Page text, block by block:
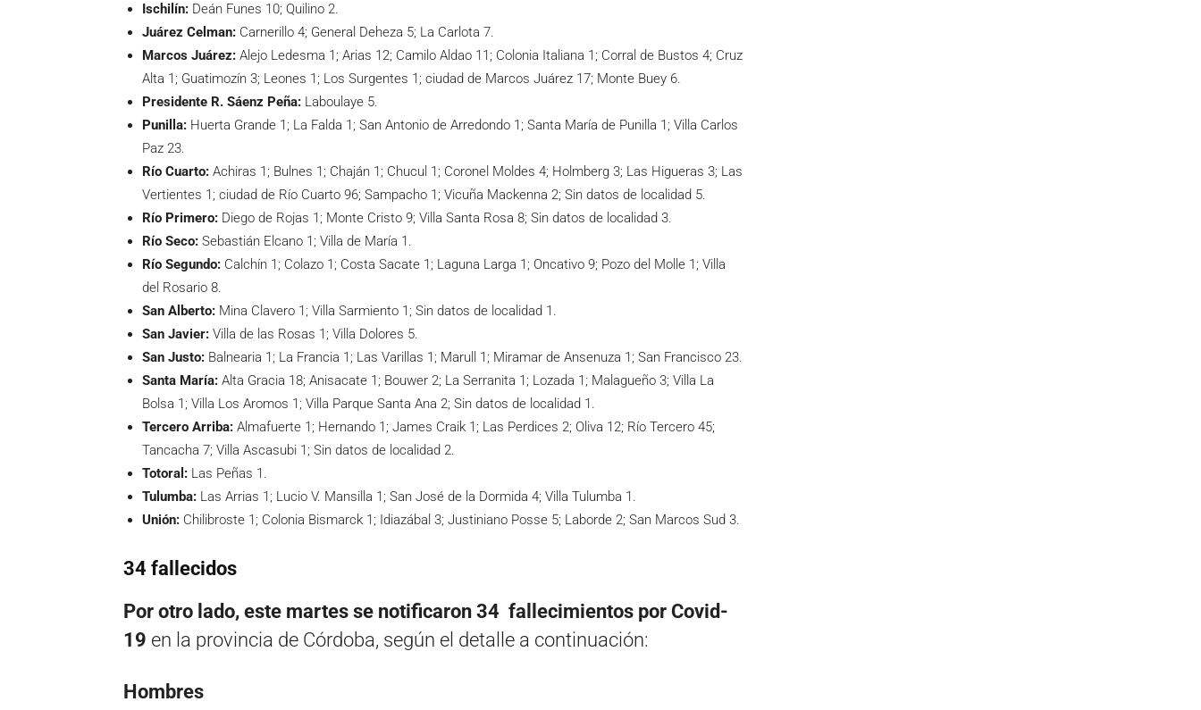
Ischilín: Deán Funes 10; Quilino 2.
Juárez Celman: Carnerillo 4; General Deheza 5; La Carlota 7.
Marcos Juárez: Alejo Ledesma 1; Arias 12; Camilo Aldao 11; Colonia Italiana 1; Corral de Bustos 4; Cruz
Alta 1; Guatimozín 3; Leones 1; Los Surgentes 1; ciudad de Marcos Juárez 17; Monte Buey 6.
Presidente R. Sáenz Peña: Laboulaye 5.
Punilla: Huerta Grande 1; La Falda 1; San Antonio de Arredondo 1; Santa María de Punilla 1; Villa Carlos
Paz 23.
Río Cuarto: Achiras 1; Bulnes 1; Chaján 1; Chucul 1; Coronel Moldes 4; Holmberg 3; Las Higueras 3; Las
Vertientes 1; ciudad de Río Cuarto 96; Sampacho 1; Vicuña Mackenna 2; Sin datos de localidad 5.
Río Primero: Diego de Rojas 1; Monte Cristo 9; Villa Santa Rosa 8; Sin datos de localidad 3.
Río Seco: Sebastián Elcano 1; Villa de María 1.
Río Segundo: Calchín 1; Colazo 1; Costa Sacate 1; Laguna Larga 1; Oncativo 9; Pozo del Molle 1; Villa
del Rosario 8.
San Alberto: Mina Clavero 1; Villa Sarmiento 1; Sin datos de localidad 1.
San Javier: Villa de las Rosas 1; Villa Dolores 5.
San Justo: Balnearia 1; La Francia 1; Las Varillas 1; Marull 1; Miramar de Ansenuza 1; San Francisco 23.
Santa María: Alta Gracia 18; Anisacate 1; Bouwer 2; La Serranita 1; Lozada 1; Malagueño 3; Villa La
Bolsa 1; Villa Los Aromos 1; Villa Parque Santa Ana 2; Sin datos de localidad 1.
Tercero Arriba: Almafuerte 1; Hernando 1; James Craik 1; Las Perdices 2; Oliva 12; Río Tercero 45;
Tancacha 7; Villa Ascasubi 1; Sin datos de localidad 2.
Totoral: Las Peñas 1.
Tulumba: Las Arrias 1; Lucio V. Mansilla 1; San José de la Dormida 4; Villa Tulumba 1.
Unión: Chilibroste 1; Colonia Bismarck 1; Idiazábal 3; Justiniano Posse 5; Laborde 2; San Marcos Sud 3.
34 fallecidos
Por otro lado, este martes se notificaron 34 fallecimientos por Covid-
19 en la provincia de Córdoba, según el detalle a continuación:
Hombres